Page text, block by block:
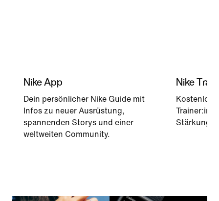
Nike App
Dein persönlicher Nike Guide mit
Infos zu neuer Ausrüstung,
spannenden Storys und einer
weltweiten Community.
Nike
Stärkung